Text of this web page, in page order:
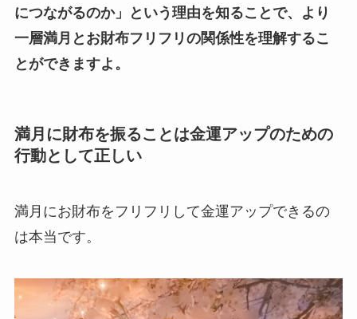
につながるのか」という理由を知ることで、より
一層満月とお財布フリフリの関係性を理解するこ
とができますよ。
満月に財布を振ることは金運アップのための
行動として正しい
満月にお財布をフリフリして金運アップできるの
は本当です。